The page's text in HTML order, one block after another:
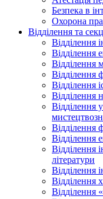
Безпека в
Охорона
Відділення та
Відділення
Відділення
Відділення
Відділення
Відділення
Відділення
Відділення
Відділення
Відділення
Відділення
літератури
Відділення
Відділення
Відділення